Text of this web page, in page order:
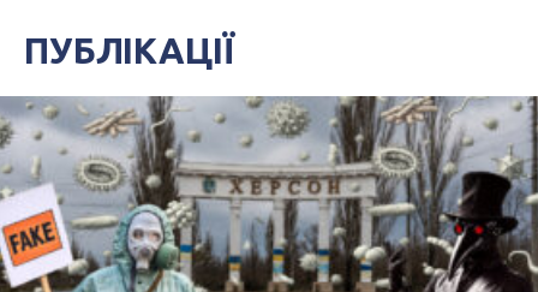
ПУБЛІКАЦІЇ